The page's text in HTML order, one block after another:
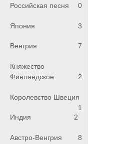
Российская песня 0
Япония 3
Венгрия 7
Княжество
Финляндское
2
Королевство Швеция
1
Индия
2
Австро-Венгрия 8